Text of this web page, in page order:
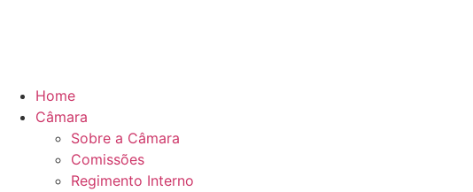
Home
Câmara
Sobre a Câmara
Comissões
Regimento Interno